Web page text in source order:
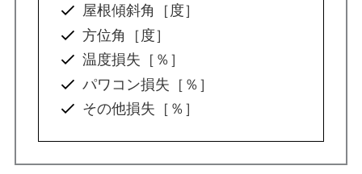
屋根傾斜角［度］
方位角［度］
温度損失［％］
パワコン損失［％］
その他損失［％］